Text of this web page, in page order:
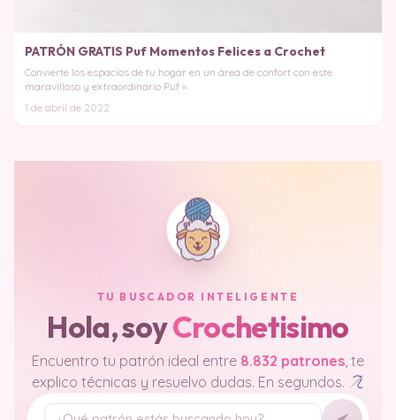
PATRÓN GRATIS Puf Momentos Felices a Crochet
Convierte los espacios de tu hogar en un área de confort con este
maravilloso y extraordinario Puf «
1 de abril de 2022
TU BUSCADOR INTELIGENTE
Hola, soyCrochetisimo
Encuentro tu patrón ideal entre 8.832 patrones, te
explico técnicas y resuelvo dudas. En segundos.